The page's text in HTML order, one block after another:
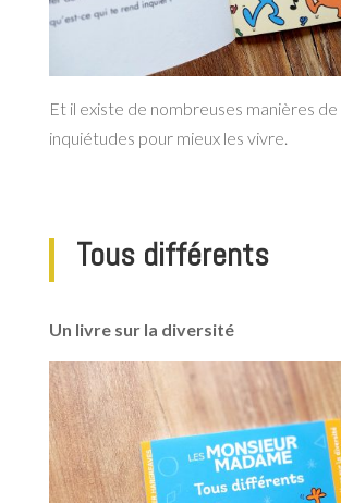
Et il existe de nombreuses manières
inquiétudes pour mieux les vivre.
Tous différents
Un livre sur la diversité